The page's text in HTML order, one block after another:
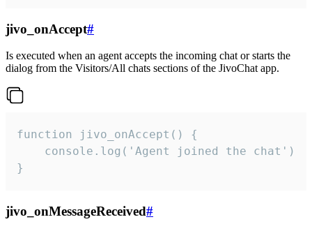
jivo_onAccept#
Is executed when an agent accepts the incoming chat or starts the
dialog from the Visitors/All chats sections of the JivoChat app.
function jivo_onAccept() {
}
jivo_onMessageReceived#